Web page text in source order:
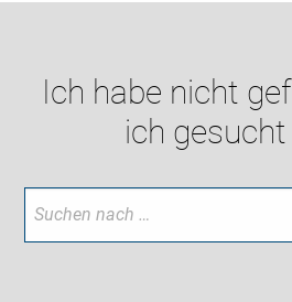
Ich habe nicht
ich gesucht